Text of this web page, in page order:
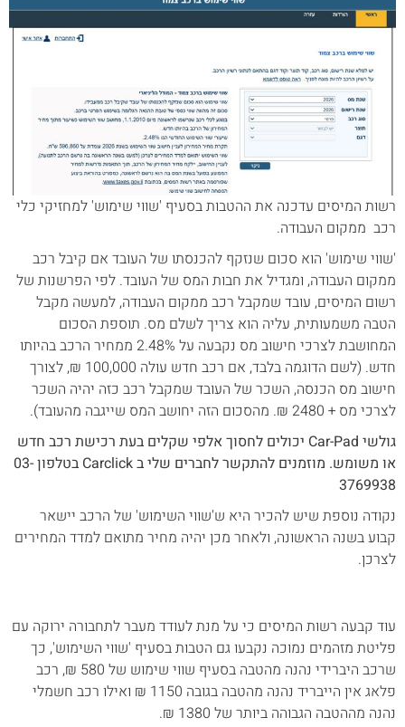
רשות המיסים עדכנה את ההטבות בסעיף 'שווי שימוש' למחזיקי כלי
רכב ממקום העבודה.
'שווי שימוש' הוא סכום שנזקף להכנסתו של העובד אם קיבל רכב
ממקום העבודה, ומגדיל את חבות המס של העובד. לפי הפרשנות של
רשום המיסים, עובד שמקבל רכב ממקום העבודה, למעשה מקבל
הטבה משמעותית, עליה הוא צריך לשלם מס. תוספת הסכום
המחושבת לצרכי חישוב מס נקבעה על 2.48% ממחיר הרכב בהיותו
חדש. (לשם הדוגמה בלבד, אם רכב חדש עולה 100,000 ₪, לצורך
חישוב מס הכנסה, השכר של העובד שמקבל רכב כזה יהיה השכר
לצרכי מס + 2480 ₪. מהסכום הזה יחושב המס שייגבה מהעובד).
גולשי Car-Pad יכולים לחסוך אלפי שקלים בעת רכישת רכב חדש
או משומש. מוזמנים להתקשר לחברים שלי ב Carclick בטלפון 03-
3769938
נקודה נוספת שיש להכיר היא ש'שווי השימוש' של הרכב יישאר
קבוע בשנה הראשונה, ולאחר מכן יהיה מחיר מתואם למדד המחירים
לצרכן.
עוד קבעה רשות המיסים כי על מנת לעודד מעבר לתחבורה ירוקה עם
פליטת מזהמים נמוכה נקבעו גם הטבות בסעיף 'שווי השימוש', כך
שרכב היברידי נהנה מהטבה בסעיף שווי שימוש של 580 ₪, רכב
פלאג אין הייבריד נהנה מהטבה בגובה 1150 ₪ ואילו רכב חשמלי
נהנה מההטבה הגבוהה ביותר של 1380 ₪.